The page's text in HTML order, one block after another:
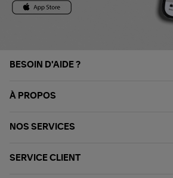
BESOIN D'AIDE ?
À PROPOS
NOS SERVICES
SERVICE CLIENT